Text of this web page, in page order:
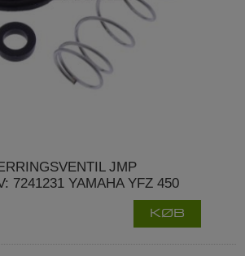
JMP
7241231 YAMAHA YFZ 450
KØB